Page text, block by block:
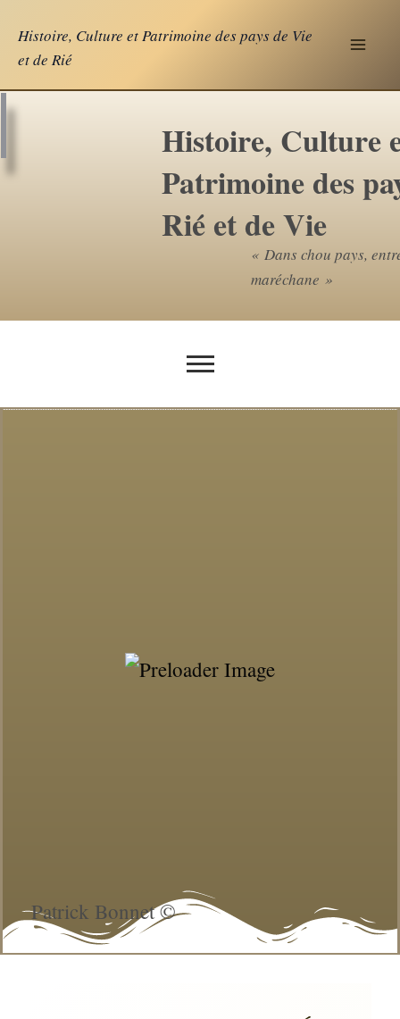
contenu
Histoire, Culture et Patrimoine des pays de Vie
et de Rié
Histoire, Culture
Patrimoine des
Rié et de Vie
« Dans chou pays,
maréchane »
Patrick Bonnet ©